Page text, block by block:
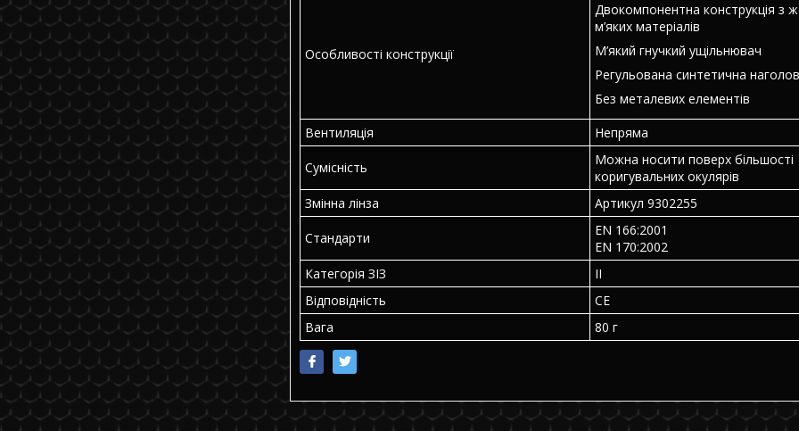
Особливості конструкції
Двокомпонентна конструкція з
м’яких матеріалів
М’який гнучкий ущільнювач
Регульована синтетична
Без металевих елементів
Вентиляція
Непряма
Сумісність
Можна носити поверх більшості
коригувальних окулярів
Змінна лінза
Артикул 9302255
Стандарти
EN 166:2001
EN 170:2002
Категорія ЗІЗ
II
Відповідність
CE
Вага
80 г